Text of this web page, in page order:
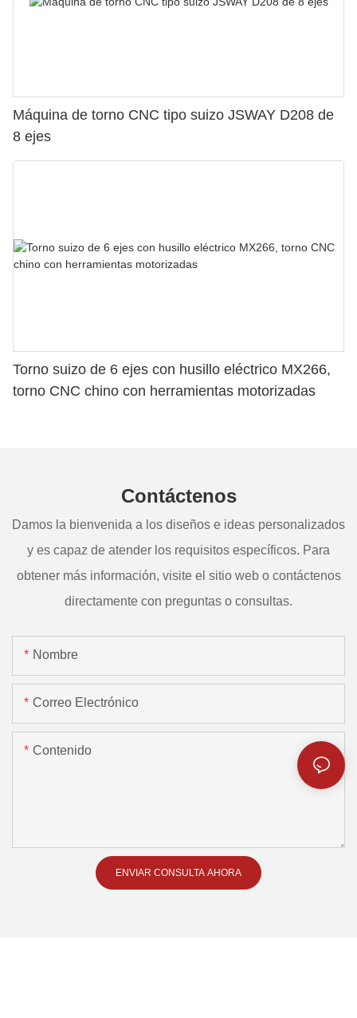
Máquina de torno CNC tipo suizo JSWAY D208 de
8 ejes
Torno suizo de 6 ejes con husillo eléctrico MX266,
torno CNC chino con herramientas motorizadas
Contáctenos
Damos la bienvenida a los diseños e ideas personalizados
y es capaz de atender los requisitos específicos. Para
obtener más información, visite el sitio web o contáctenos
directamente con preguntas o consultas.
Nombre
Correo Electrónico
Contenido
ENVIAR CONSULTA AHORA